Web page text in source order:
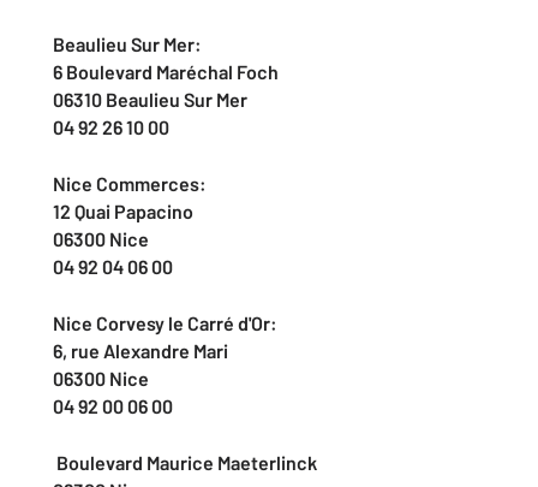
Beaulieu Sur Mer:
6 Boulevard Maréchal Foch
06310 Beaulieu Sur Mer
04 92 26 10 00
Nice Commerces:
12 Quai Papacino
06300 Nice
04 92 04 06 00
Nice Corvesy le Carré d'Or:
6, rue Alexandre Mari
06300 Nice
04 92 00 06 00
Boulevard Maurice Maeterlinck